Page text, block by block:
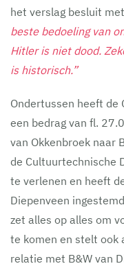
het verslag besluit
beste bedoeling van
Hitler is niet dood.
is historisch.”
Ondertussen heeft de
een bedrag van fl.
van Okkenbroek naar
de Cultuurtechnische
te verlenen en heeft
Diepenveen
zet alles op alles om
te komen en stelt ook
relatie met B&W van